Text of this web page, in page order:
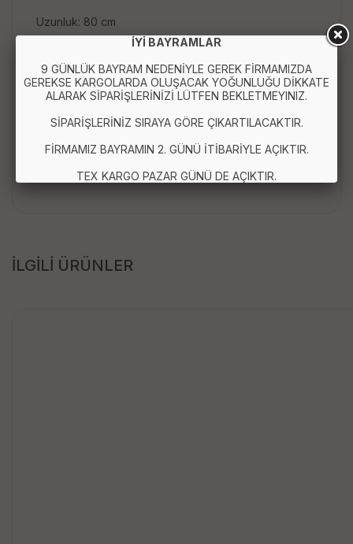
Uzunluk: 80 cm
1 Adet Elbise Şeklinde Takı Organizeri - Siyah
İLGİLİ ÜRÜNLER
İYİ BAYRAMLAR
9 GÜNLÜK BAYRAM NEDENİYLE GEREK FİRMAMIZDA
GEREKSE KARGOLARDA OLUŞACAK YOĞUNLUĞU DİKKATE
ALARAK SİPARİŞLERİNİZİ LÜTFEN BEKLETMEYINIZ.
SİPARİŞLERİNİZ SIRAYA GÖRE ÇIKARTILACAKTIR.
FİRMAMIZ BAYRAMIN 2. GÜNÜ İTİBARİYLE AÇIKTIR.
TEX KARGO PAZAR GÜNÜ DE AÇIKTIR.